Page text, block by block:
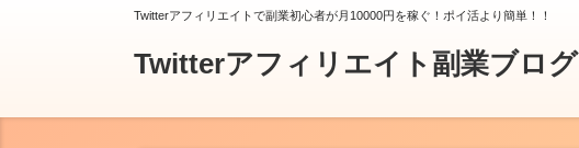
Twitterアフィリエイトで副業初心者が月10000円を稼ぐ！ポイ活より簡単！！
Twitterアフィリエイト副業ブログ